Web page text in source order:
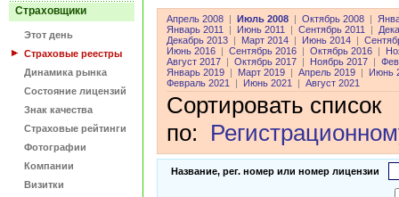
Страховщики
Этот день
Страховые реестры
Динамика рынка
Состояние лицензий
Знак качества
Страховые рейтинги
Фотографии
Компании
Визитки
Апрель 2008 Июль 2008 Октябрь 2008
Январь 2011
Июнь 2011 Сентябрь 2011
Декабрь 2013
Март 2014 Июнь 2014
Июнь 2016
Сентябрь 2016 Октябрь 2016
Август 2017
Октябрь 2017 Ноябрь 2017
Январь 2019
Март 2019 Апрель 2019
Июнь
Февраль 2021
Июнь 2021 Август 2021
Сортировать список
по:
Название, рег. номер или номер лицензии